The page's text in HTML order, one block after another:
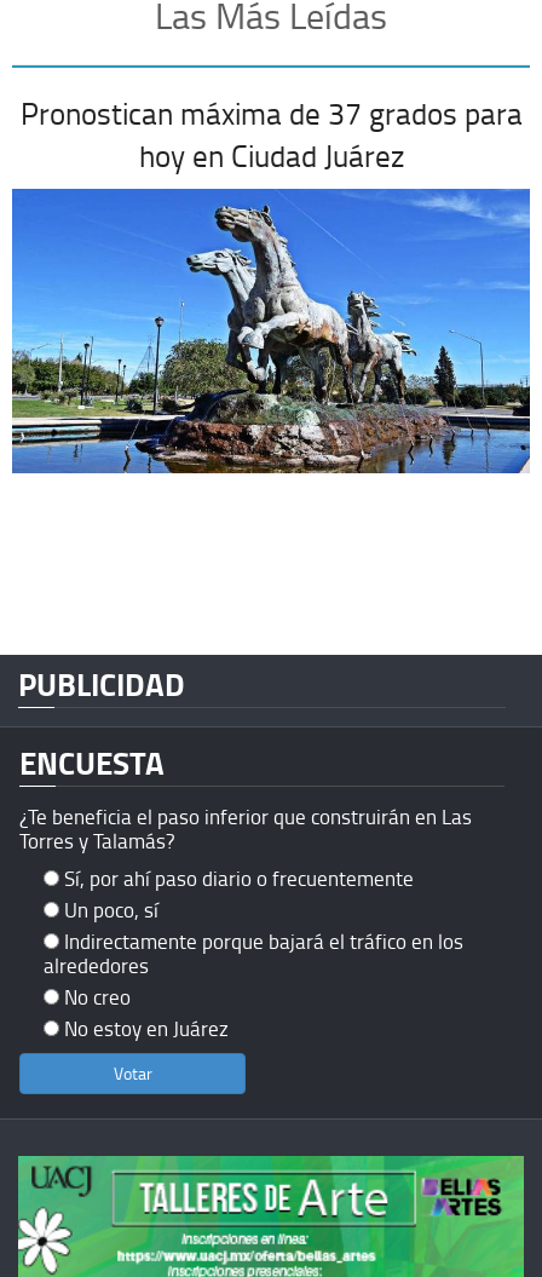
Las Más Leídas
Pronostican máxima de 37 grados para
hoy en Ciudad Juárez
PUBLICIDAD
ENCUESTA
¿Te beneficia el paso inferior que construirán en Las
Torres y Talamás?
Sí, por ahí paso diario o frecuentemente
Un poco, sí
Indirectamente porque bajará el tráfico en los
alrededores
No creo
No estoy en Juárez